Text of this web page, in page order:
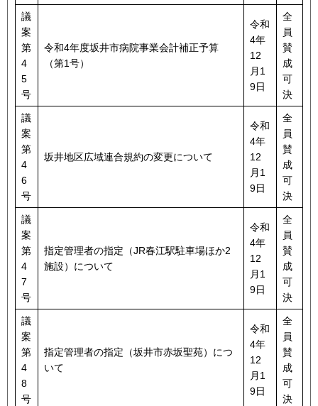
議
案
第
4
5
号
令和4年度坂井市病院事業会計補正予算
（第1号）
令和
4年
12
月1
9日
全
員
賛
成
可
決
議
案
第
4
6
号
坂井地区広域連合規約の変更について
令和
4年
12
月1
9日
全
員
賛
成
可
決
議
案
第
4
7
号
指定管理者の指定（JR春江駅駐車場ほか2
施設）について
令和
4年
12
月1
9日
全
員
賛
成
可
決
議
案
第
4
8
号
指定管理者の指定（坂井市赤坂聖苑）につ
いて
令和
4年
12
月1
9日
全
員
賛
成
可
決